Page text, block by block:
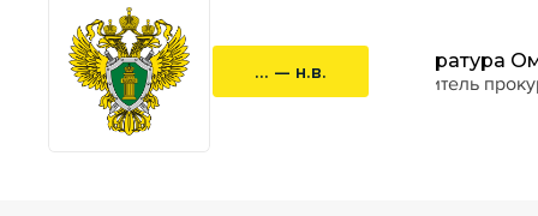
... — н.в.
Прокуратура
заместитель